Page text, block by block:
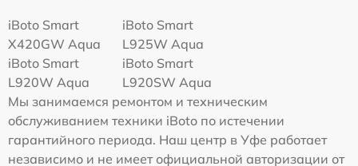
iBoto Smart
Х420GW Aqua
iBoto Smart
L925W Aqua
iBoto Smart
L920W Aqua
iBoto Smart
L920SW Aqua
Мы занимаемся ремонтом и техническим
обслуживанием техники iBoto по истечении
гарантийного периода. Наш центр в Уфе работает
независимо и не имеет официальной авторизации от